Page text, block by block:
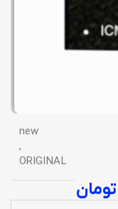
new
,
ORIGINAL
تومان